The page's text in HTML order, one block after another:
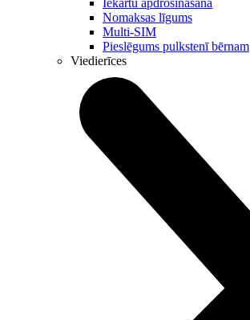
Nomaksas līgums
Multi-SIM
Pieslēgums pulkstenī bērnam
Viedierīces